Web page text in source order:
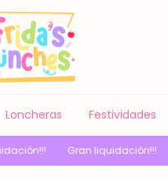
Loncheras Festividades
Gran liquidación!!! Gran